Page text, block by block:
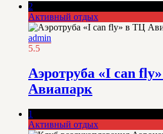
2
Активный отдых
admin
5.5
Аэротруба «I can
Авиапарк
1
Активный отдых